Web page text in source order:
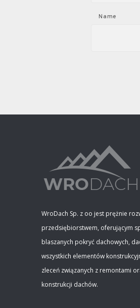
Name
WroDach Sp. z oo jest prężnie
przedsiębiorstwem, oferującym
blaszanych pokryć dachowych,
wszystkich elementów
zleceń związanych z remontami
konstrukcji dachów.